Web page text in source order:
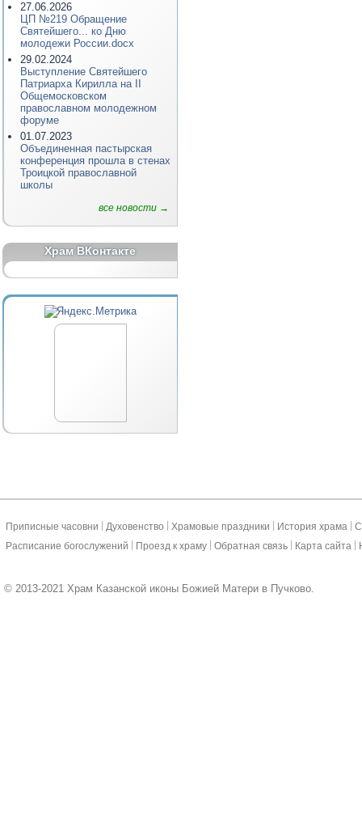
27.06.2026
ЦП №219 Обращение
Святейшего... ко Дню
молодежи России.docx
29.02.2024
Выступление Святейшего
Патриарха Кирилла на II
Общемосковском
православном молодежном
форуме
01.07.2023
Объединенная пастырская
конференция прошла в стенах
Троицкой православной
школы
все новости →
Храм ВКонтакте
Приписные часовни Духовенство Храмовые праздники История храма
Расписание богослужений
Проезд к храму Обратная связь Карта сайта
© 2013-2021 Храм Казанской иконы Божией Матери в Пучково.